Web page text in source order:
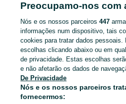
Entra na tua conta OLX ou cria
anunciante
Entrar ou criar conta
Preocupamo-nos com
Nós e os nossos parceiros447
informações num dispositivo, tais
cookies para tratar dados pessoais.
escolhas clicando abaixo ou em
de privacidade. Estas escolhas
e não afetarão os dados de
De Privacidade
Nós e os nossos parceiros
fornecermos: